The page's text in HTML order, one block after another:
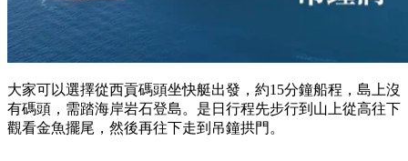
大家可以選擇從西貢碼頭坐快艇出發，約15分鐘船程，島上沒
有碼頭，需踏海岸岩石登島。是日行程先步行到山上從高往下
觀看金魚擺尾，然後再往下走到吊鐘拱門。